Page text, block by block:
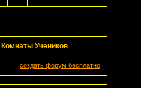
Комнаты Учеников
создать форум бесплатно